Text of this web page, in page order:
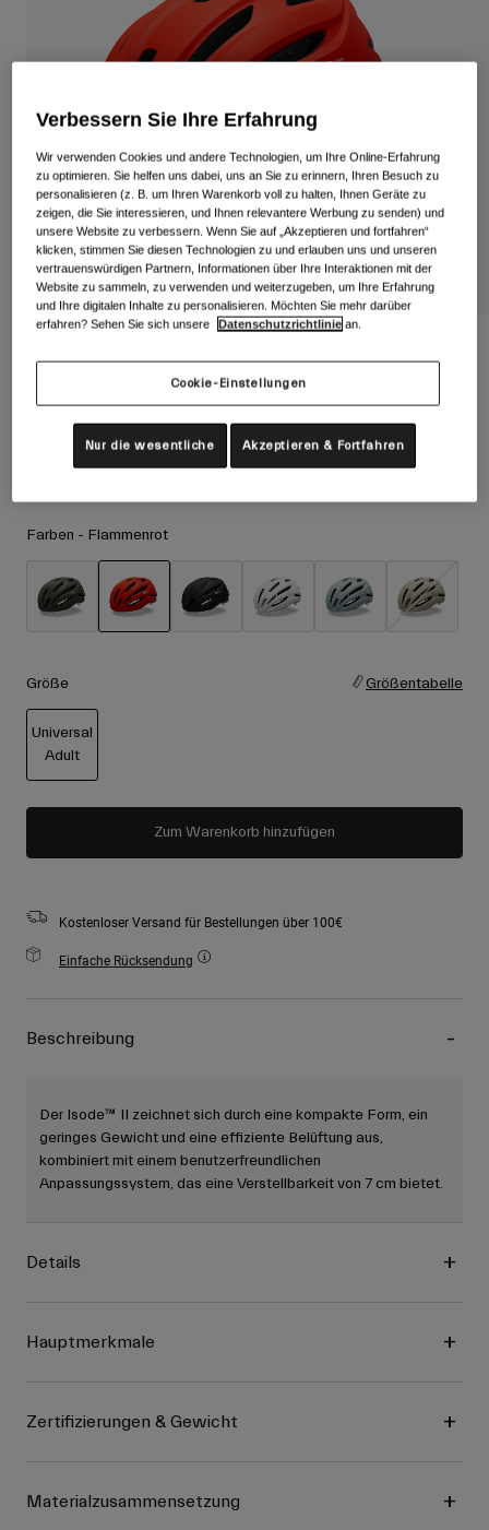
Gravel Schuhe
Alle anzeigen
Bekleidung
Mountainbike Bekleidung
Alle anzeigen
Zubehör
Goggles
Handschuhe
Ersatzteile
Snowboard
Mit austauschbaren Gläsern
Damen
Ersatzgläser
Alle anzeigen
Verwendungszweck
Backcountry
Freestyle
Ski Race
Alle anzeigen
Farben - Flammenrot
Größe Größentabelle
Universal
Adult
Zum Warenkorb hinzufügen
Kostenloser Versand für Bestellungen über 100€
Einfache Rücksendung
Beschreibung
Der Isode™ II zeichnet sich durch eine kompakte Form, ein
geringes Gewicht und eine effiziente Belüftung aus,
kombiniert mit einem benutzerfreundlichen
Anpassungssystem, das eine Verstellbarkeit von 7 cm bietet.
Details
Hauptmerkmale
Zertifizierungen & Gewicht
Materialzusammensetzung
Verbessern Sie Ihre Erfahrung
Wir verwenden Cookies und andere Technologien, um Ihre Online-Erfahrung
zu optimieren. Sie helfen uns dabei, uns an Sie zu erinnern, Ihren Besuch zu
personalisieren (z. B. um Ihren Warenkorb voll zu halten, Ihnen Geräte zu
zeigen, die Sie interessieren, und Ihnen relevantere Werbung zu senden) und
unsere Website zu verbessern. Wenn Sie auf „Akzeptieren und fortfahren“
klicken, stimmen Sie diesen Technologien zu und erlauben uns und unseren
vertrauenswürdigen Partnern, Informationen über Ihre Interaktionen mit der
Website zu sammeln, zu verwenden und weiterzugeben, um Ihre Erfahrung
und Ihre digitalen Inhalte zu personalisieren. Möchten Sie mehr darüber
erfahren? Sehen Sie sich unsere
Datenschutzrichtlinie an.
Cookie-Einstellungen
Nur die wesentliche Akzeptieren & Fortfahren